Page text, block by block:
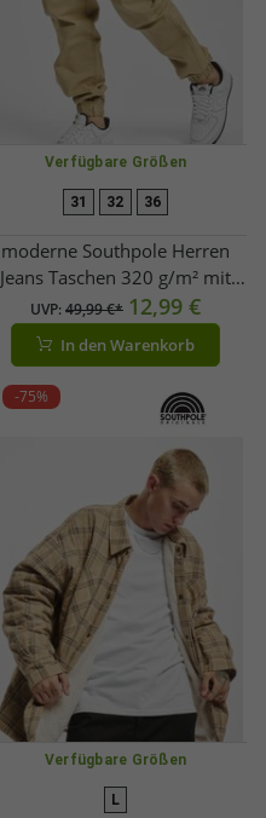
Verfügbare Größen
31 32 36
moderne Southpole Herren
Jeans Taschen 320 g/m² mit
Baumwolle Beige
UVP:49,99 €* 12,99 €
In den Warenkorb
-75%
Verfügbare Größen
L